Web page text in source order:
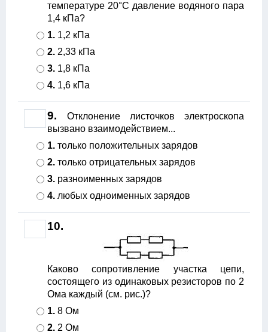
температуре 20°С давление водяного пара
1,4 кПа?
1. 1,2 кПа
2. 2,33 кПа
3. 1,8 кПа
4. 1,6 кПа
9.
Отклонение листочков электроскопа
вызвано взаимодействием...
1. только положительных зарядов
2. только отрицательных зарядов
3. разноименных зарядов
4. любых одноименных зарядов
10.
Каково сопротивление участка цепи,
состоящего из одинаковых резисторов по 2
Ома каждый (см. рис.)?
1. 8 Ом
2. 2 Ом